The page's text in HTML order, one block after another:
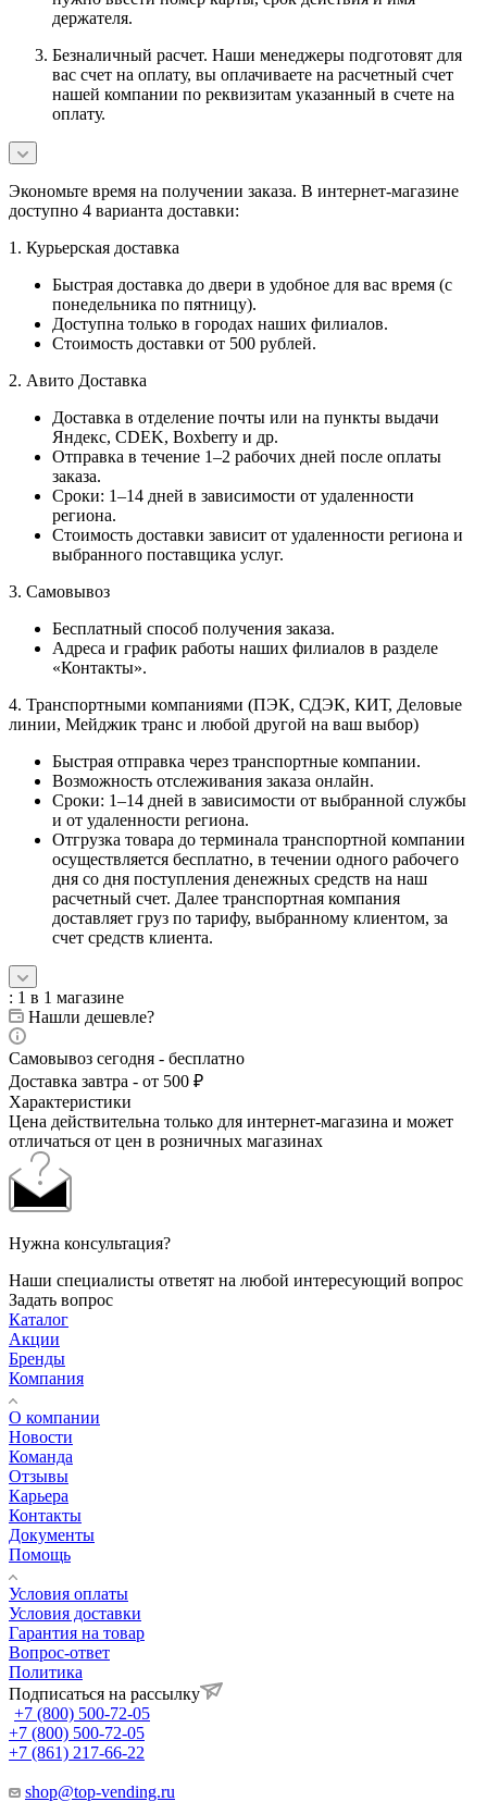
держателя.
Безналичный расчет. Наши менеджеры подготовят для
вас счет на оплату, вы оплачиваете на расчетный счет
нашей компании по реквизитам указанный в счете на
оплату.
Экономьте время на получении заказа. В интернет-магазине
доступно 4 варианта доставки:
1. Курьерская доставка
Быстрая доставка до двери в удобное для вас время (с
понедельника по пятницу).
Доступна только в городах наших филиалов.
Стоимость доставки от 500 рублей.
2. Авито Доставка
Доставка в отделение почты или на пункты выдачи
Яндекс, CDEK, Boxberry и др.
Отправка в течение 1–2 рабочих дней после оплаты
заказа.
Сроки: 1–14 дней в зависимости от удаленности
региона.
Стоимость доставки зависит от удаленности региона и
выбранного поставщика услуг.
3. Самовывоз
Бесплатный способ получения заказа.
Адреса и график работы наших филиалов в разделе
«Контакты».
4. Транспортными компаниями (ПЭК, СДЭК, КИТ, Деловые
линии, Мейджик транс и любой другой на ваш выбор)
Быстрая отправка через транспортные компании.
Возможность отслеживания заказа онлайн.
Сроки: 1–14 дней в зависимости от выбранной службы
и от удаленности региона.
Отгрузка товара до терминала транспортной компании
осуществляется бесплатно, в течении одного рабочего
дня со дня поступления денежных средств на наш
расчетный счет. Далее транспортная компания
доставляет груз по тарифу, выбранному клиентом, за
счет средств клиента.
: 1 в 1 магазине
Нашли дешевле?
Самовывоз сегодня - бесплатно
Доставка завтра - от 500 ₽
Характеристики
Цена действительна только для интернет-магазина и может
отличаться от цен в розничных магазинах
Нужна консультация?
Наши специалисты ответят на любой интересующий вопрос
Задать вопрос
Каталог
Акции
Бренды
Компания
О компании
Новости
Команда
Отзывы
Карьера
Контакты
Документы
Помощь
Условия оплаты
Условия доставки
Гарантия на товар
Вопрос-ответ
Политика
Подписаться на рассылку
+7 (800) 500-72-05
+7 (800) 500-72-05
+7 (861) 217-66-22
shop@top-vending.ru